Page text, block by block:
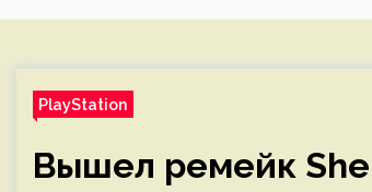
PlayStation
Вышел ремейк